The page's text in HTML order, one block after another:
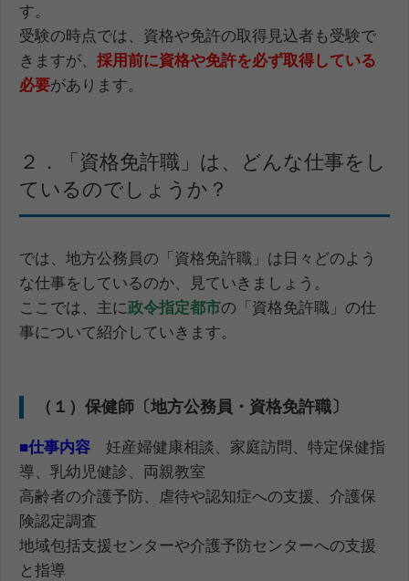
す。
受験の時点では、資格や免許の取得見込者も受験で
きますが、 採用前に資格や免許を必ず取得している
必要があります。
２．「資格免許職」は、どんな仕事をし
ているのでしょうか？
では、地方公務員の「資格免許職」は日々どのよう
な仕事をしているのか、見ていきましょう。
ここでは、主に政令指定都市の「資格免許職」の仕
事について紹介していきます。
（１）保健師〔地方公務員・資格免許職〕
■仕事内容 妊産婦健康相談、家庭訪問、特定保健指
導、乳幼児健診、両親教室
高齢者の介護予防、虐待や認知症への支援、介護保
険認定調査
地域包括支援センターや介護予防センターへの支援
と指導